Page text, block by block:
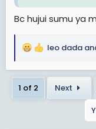
kuchora au
kitu ambacho
Bc hujui sumu ya
R
a
c
t
leo dada
1 of 2 Next